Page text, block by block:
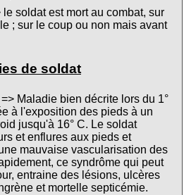
soldat est mort au combat, sur
; sur le coup ou non mais avant
de soldat
Maladie bien décrite lors du 1°
à l'exposition des pieds à un
jusqu'à 16° C. Le soldat
et enflures aux pieds et
mauvaise vascularisation des
ce syndrôme qui peut
entraine des lésions, ulcères
et mortelle septicémie.